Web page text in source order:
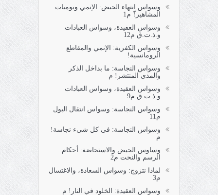
وسواس انتهاء الحيض: الإنمي ويوميات
المشاهير!ّ م1
وسواس العقيدة، وسواس العبادات
و.ذ.ت.ق م12
وسواس الكفرية: الإنمي والمقاطع
الرومانسية!
وسواس النجاسة: ما بداخل الذكر
والمذي المنتشر! م
وسواس العقيدة، وسواس العبادات
و.ذ.ت.ق م9
وسواس النجاسة: وسواس انتقال البول
م11
وسواس النجاسة: في كل شيء نجاسة!
م
وساوس الحيض والاستحاضة: أحكام
الرسم والنحت م2
لماذا نتزوج: وسواس السعادة، والاغتسال
م3
وسواس العقيدة: الخلود في النار! م